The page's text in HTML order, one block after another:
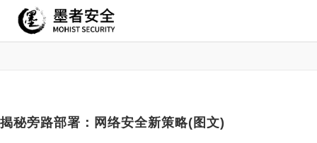
揭秘旁路部署：网络安全新策略(图文)